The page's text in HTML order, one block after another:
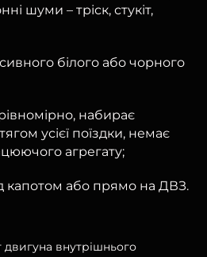
шуми – тріск, стукіт,
білого або чорного
набирає
усієї поїздки, немає
агрегату;
капотом або прямо на ДВЗ.
двигуна внутрішнього